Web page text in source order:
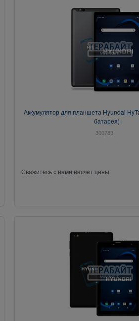
Аккумулятор для планшета Hyundai
батарея)
300783
Свяжитесь с нами насчет цены